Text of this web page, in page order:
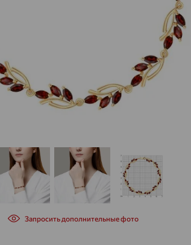
Запросить дополнительные фото